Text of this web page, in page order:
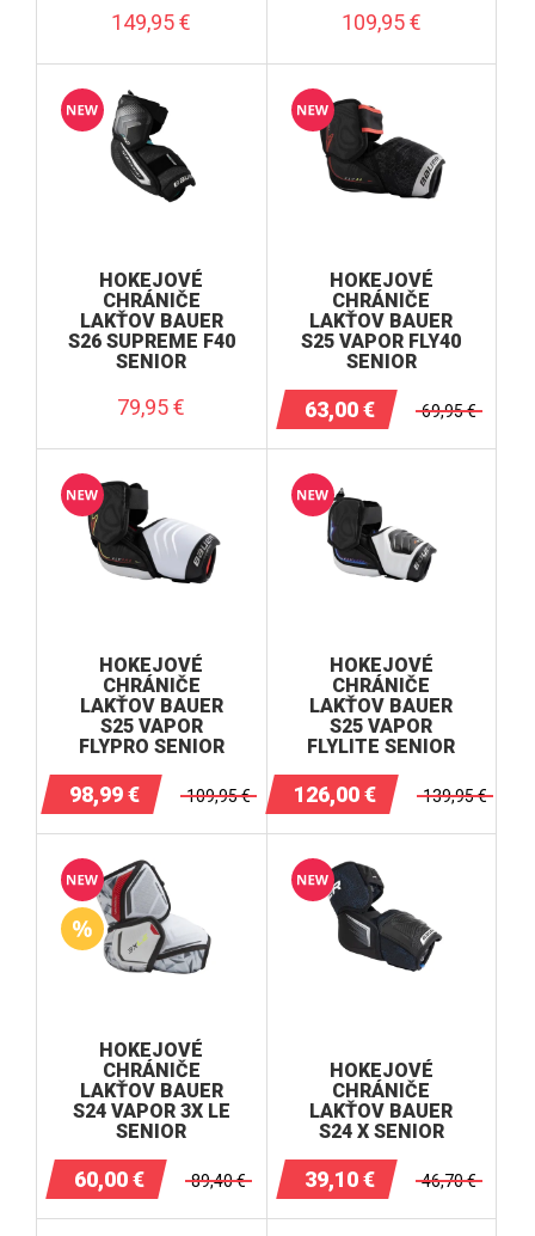
149,95€ 109,95€
HOKEJOVÉ
CHRÁNIČE
LAKŤOV BAUER
S26 SUPREME F40
SENIOR
79,95€
HOKEJOVÉ
CHRÁNIČE
LAKŤOV BAUER
S25 VAPOR FLY40
SENIOR
63,00€ 69,95€
HOKEJOVÉ
CHRÁNIČE
LAKŤOV BAUER
S25 VAPOR
FLYPRO SENIOR
98,99€ 109,95€
HOKEJOVÉ
CHRÁNIČE
LAKŤOV BAUER
S25 VAPOR
FLYLITE SENIOR
126,00€ 139,95€
HOKEJOVÉ
CHRÁNIČE
LAKŤOV BAUER
S24 VAPOR 3X LE
SENIOR
60,00€ 89,40€
HOKEJOVÉ
CHRÁNIČE
LAKŤOV BAUER
S24 X SENIOR
39,10€ 46,70€